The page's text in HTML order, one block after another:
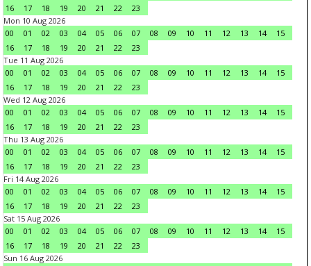
16
17 18 19 20 21 22
23
Mon 10 Aug 2026
00
01 02 03 04 05 06 07 08 09 10 11 12 13 14
15
16
17 18 19 20 21 22
23
Tue 11 Aug 2026
00
01 02 03 04 05 06 07 08 09 10 11 12 13 14
15
16
17 18 19 20 21 22
23
Wed 12 Aug 2026
00
01 02 03 04 05 06 07 08 09 10 11 12 13 14
15
16
17 18 19 20 21 22
23
Thu 13 Aug 2026
00
01 02 03 04 05 06 07 08 09 10 11 12 13 14
15
16
17 18 19 20 21 22
23
Fri 14 Aug 2026
00
01 02 03 04 05 06 07 08 09 10 11 12 13 14
15
16
17 18 19 20 21 22
23
Sat 15 Aug 2026
00
01 02 03 04 05 06 07 08 09 10 11 12 13 14
15
16
17 18 19 20 21 22
23
Sun 16 Aug 2026